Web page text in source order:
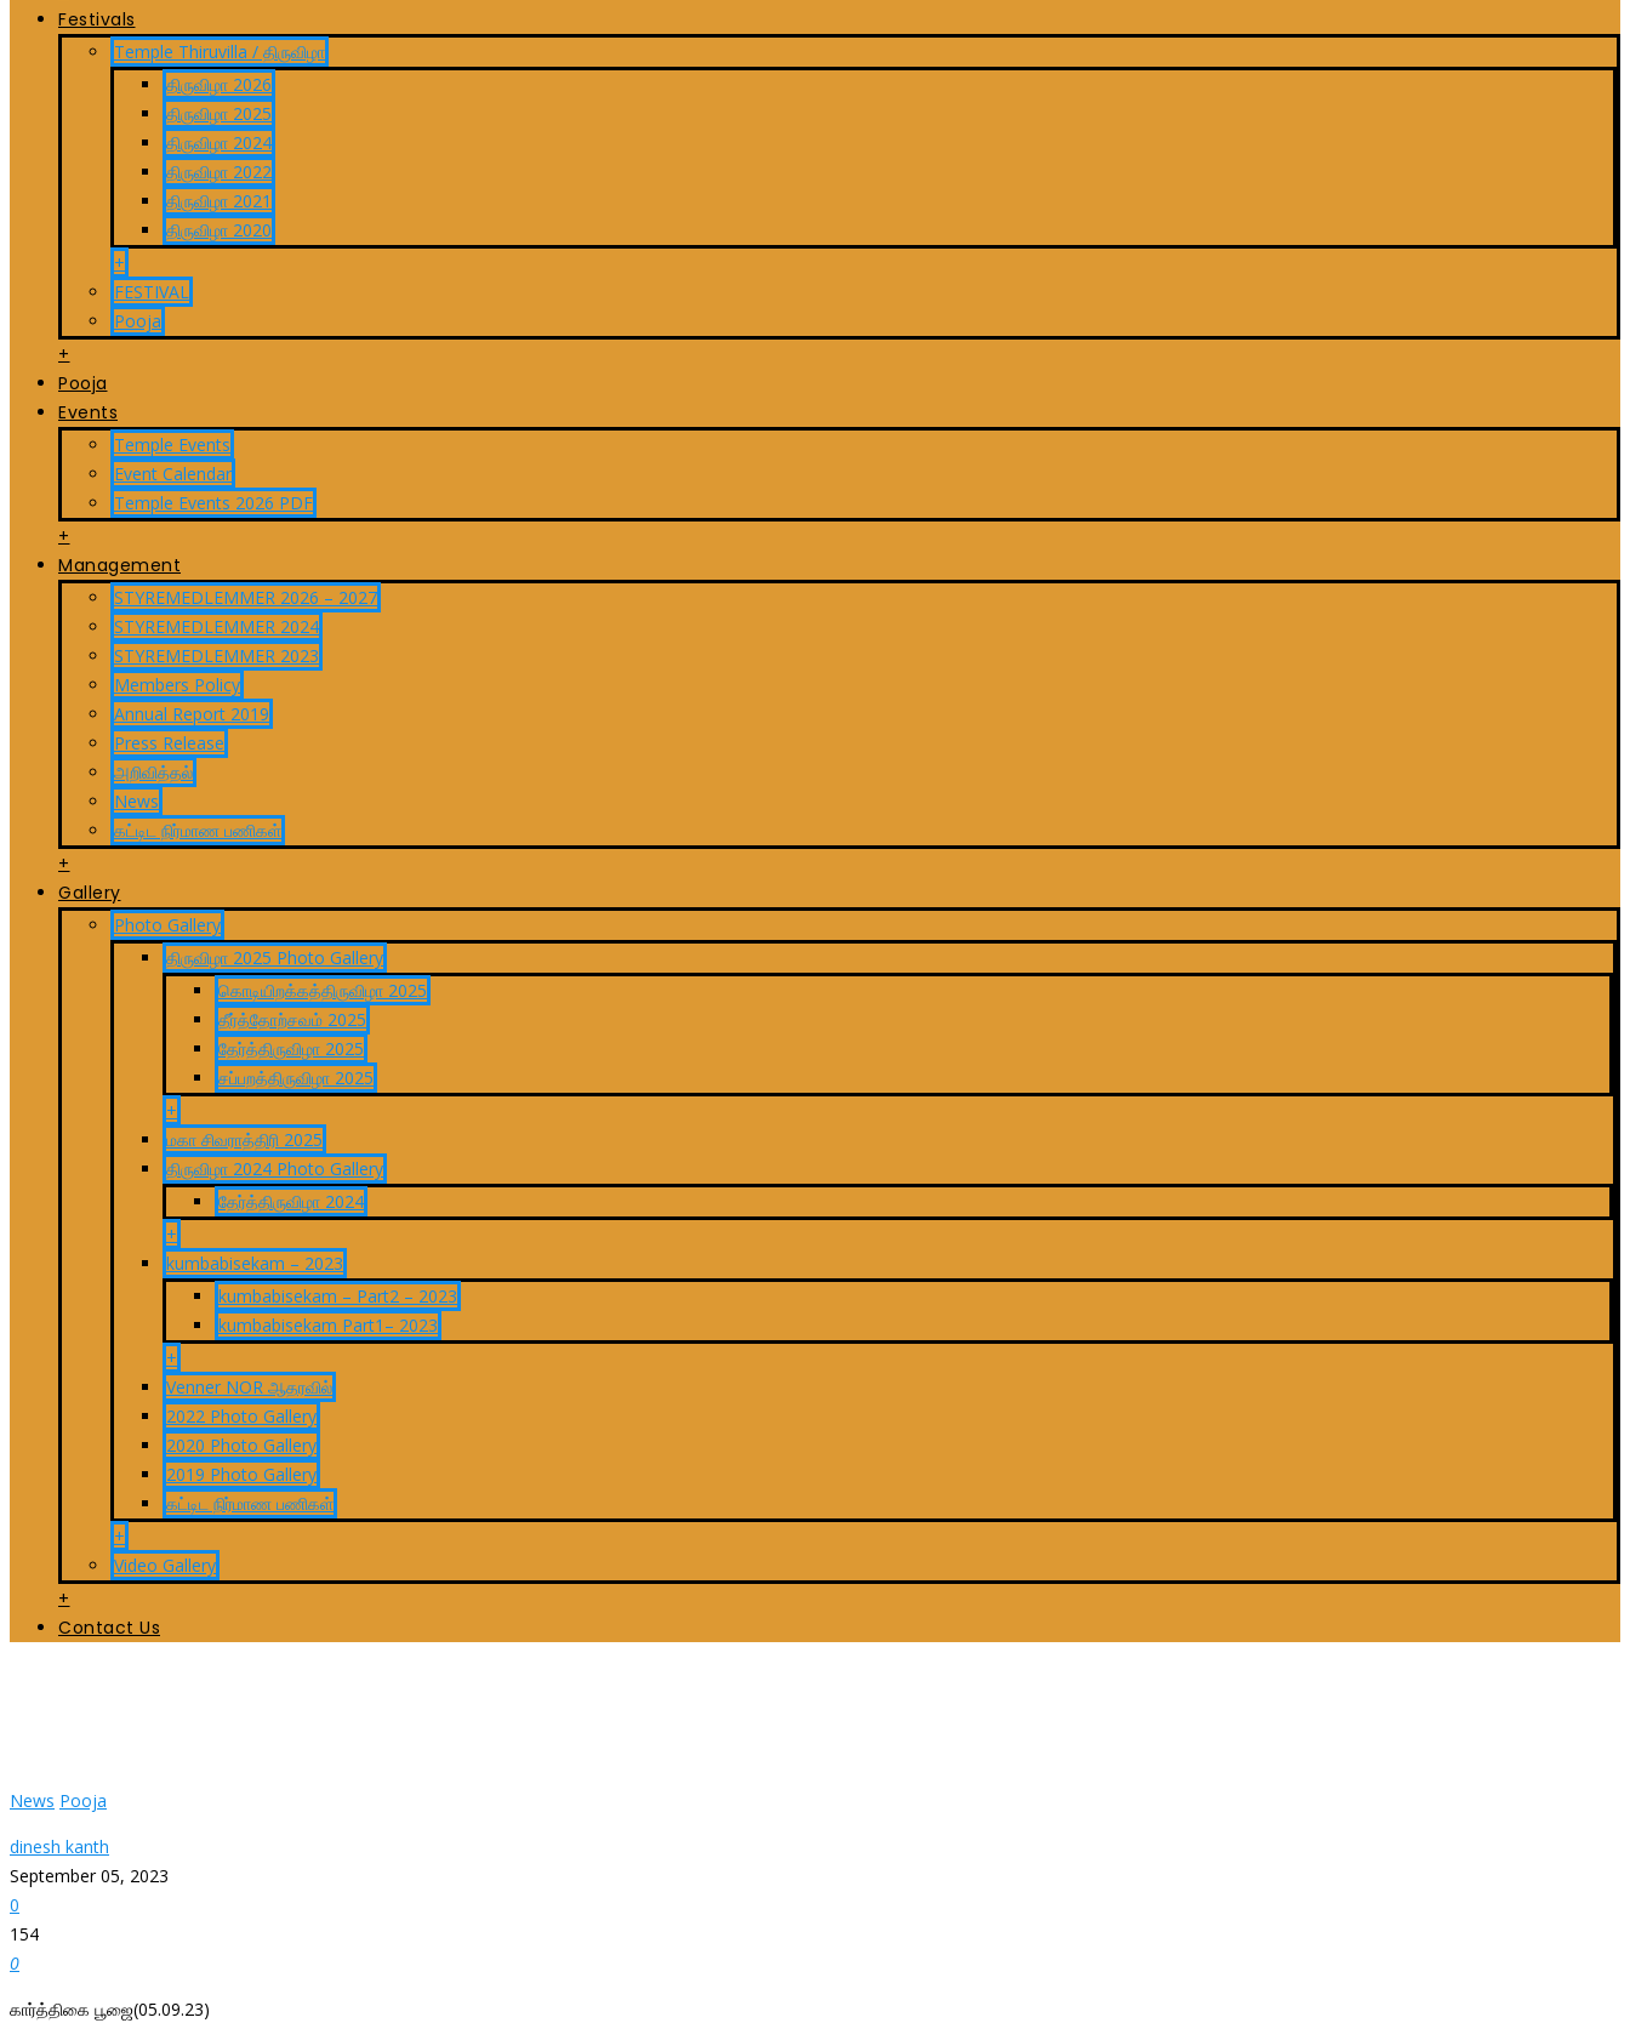
Festivals
Temple Thiruvilla / திருவிழா
திருவிழா 2026
திருவிழா 2025
திருவிழா 2024
திருவிழா 2022
திருவிழா 2021
திருவிழா 2020
+
FESTIVAL
Pooja
+
Pooja
Events
Temple Events
Event Calendar
Temple Events 2026 PDF
+
Management
STYREMEDLEMMER 2026 – 2027
STYREMEDLEMMER 2024
STYREMEDLEMMER 2023
Members Policy
Annual Report 2019
Press Release
அறிவித்தல்
News
கட்டிட நிர்மாண பணிகள்
+
Gallery
Photo Gallery
திருவிழா 2025 Photo Gallery
கொடியிறக்கத்திருவிழா 2025
தீர்த்தோற்சவம் 2025
தேர்த்திருவிழா 2025
சப்பறத்திருவிழா 2025
+
மகா சிவராத்திரி 2025
திருவிழா 2024 Photo Gallery
தேர்த்திருவிழா 2024
+
kumbabisekam – 2023
kumbabisekam – Part2 – 2023
kumbabisekam Part1– 2023
+
Venner NOR ஆதரவில்
2022 Photo Gallery
2020 Photo Gallery
2019 Photo Gallery
கட்டிட நிர்மாண பணிகள்
+
Video Gallery
+
Contact Us
News Pooja
dinesh kanth
September 05, 2023
0
154
0
கார்த்திகை பூஜை(05.09.23)